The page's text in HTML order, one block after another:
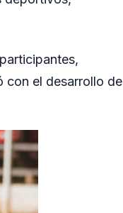
con el desarrollo de